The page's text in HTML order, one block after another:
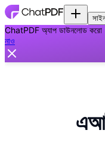
ChatPDF অ্যাপ ডাউনলোড করো
নাও